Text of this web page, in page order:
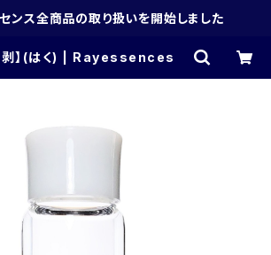
ンス全商品の取り扱いを開始しました
剥】(はく) | Rayessences